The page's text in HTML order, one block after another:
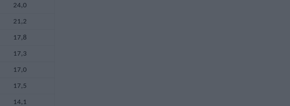
24,0
21,2
17,8
17,3
17,0
17,5
14,1